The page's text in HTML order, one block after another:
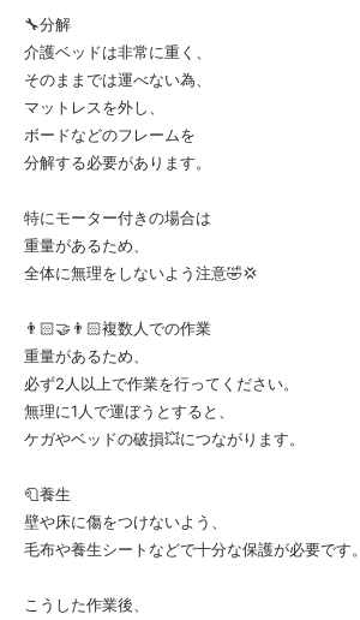
🔧分解
介護ベッドは非常に重く、
そのままでは運べない為、
マットレスを外し、
ボードなどのフレームを
分解する必要があります。
特にモーター付きの場合は
重量があるため、
全体に無理をしないよう注意🤣💢
👨🏻‍🤝‍👨🏻複数人での作業
重量があるため、
必ず2人以上で作業を行ってください。
無理に1人で運ぼうとすると、
ケガやベッドの破損💥につながります。
🧻養生
壁や床に傷をつけないよう、
毛布や養生シートなどで十分な保護が必要です。
こうした作業後、